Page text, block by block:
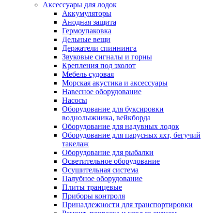
Аксессуары для лодок
Аккумуляторы
Анодная защита
Гермоупаковка
Дельные вещи
Держатели спиннинга
Звуковые сигналы и горны
Крепления под эхолот
Мебель судовая
Морская акустика и аксессуары
Навесное оборудование
Насосы
Оборудование для буксировки
воднолыжника, вейкборда
Оборудование для надувных лодок
Оборудование для парусных яхт, бегучий
такелаж
Оборудование для рыбалки
Осветительное оборудование
Осушительная система
Палубное оборудование
Плиты транцевые
Приборы контроля
Принадлежности для транспортировки